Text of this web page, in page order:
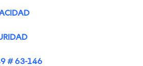
# 63-146